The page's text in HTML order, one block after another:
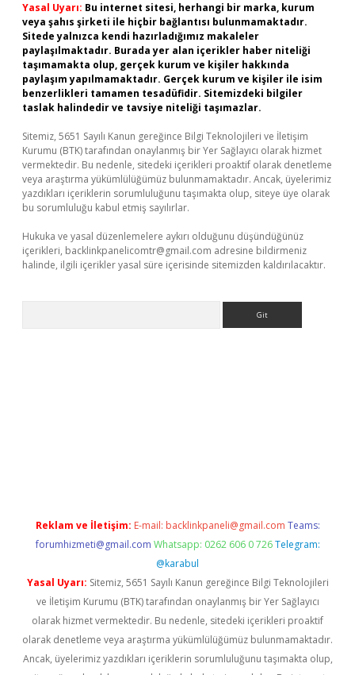
Yasal Uyarı: Bu internet sitesi, herhangi bir marka, kurum
veya şahıs şirketi ile hiçbir bağlantısı bulunmamaktadır.
Sitede yalnızca kendi hazırladığımız makaleler
paylaşılmaktadır. Burada yer alan içerikler haber niteliği
taşımamakta olup, gerçek kurum ve kişiler hakkında
paylaşım yapılmamaktadır. Gerçek kurum ve kişiler ile isim
benzerlikleri tamamen tesadüfidir. Sitemizdeki bilgiler
taslak halindedir ve tavsiye niteliği taşımazlar.
Sitemiz, 5651 Sayılı Kanun gereğince Bilgi Teknolojileri ve İletişim
Kurumu (BTK) tarafından onaylanmış bir Yer Sağlayıcı olarak hizmet
vermektedir. Bu nedenle, sitedeki içerikleri proaktif olarak denetleme
veya araştırma yükümlülüğümüz bulunmamaktadır. Ancak, üyelerimiz
yazdıkları içeriklerin sorumluluğunu taşımakta olup, siteye üye olarak
bu sorumluluğu kabul etmiş sayılırlar.
Hukuka ve yasal düzenlemelere aykırı olduğunu düşündüğünüz
içerikleri, backlinkpanelicomtr@gmail.com adresine bildirmeniz
halinde, ilgili içerikler yasal süre içerisinde sitemizden kaldırılacaktır.
Reklam ve İletişim: E-mail: backlinkpaneli@gmail.com Teams:
forumhizmeti@gmail.com Whatsapp: 0262 606 0 726 Telegram:
@karabul
Yasal Uyarı: Sitemiz, 5651 Sayılı Kanun gereğince Bilgi Teknolojileri
ve İletişim Kurumu (BTK) tarafından onaylanmış bir Yer Sağlayıcı
olarak hizmet vermektedir. Bu nedenle, sitedeki içerikleri proaktif
olarak denetleme veya araştırma yükümlülüğümüz bulunmamaktadır.
Ancak, üyelerimiz yazdıkları içeriklerin sorumluluğunu taşımakta olup,